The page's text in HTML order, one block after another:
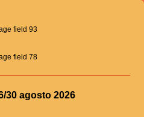
30 agosto 2026